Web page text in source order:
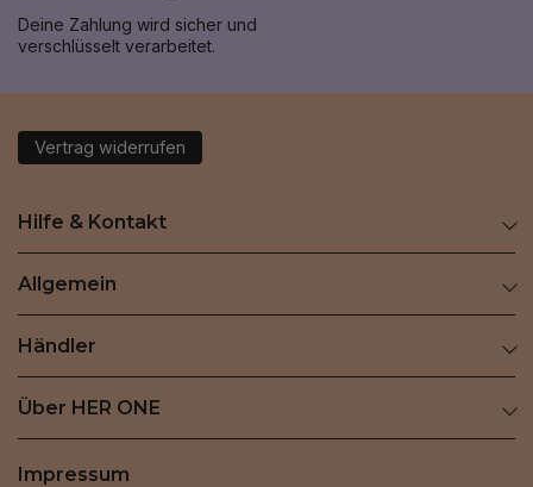
Deine Zahlung wird sicher und
verschlüsselt verarbeitet.
Vertrag widerrufen
Hilfe & Kontakt
Allgemein
Händler
Über HER ONE
Impressum